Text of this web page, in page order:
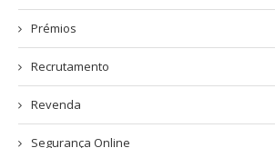
Prémios
Recrutamento
Revenda
Segurança Online